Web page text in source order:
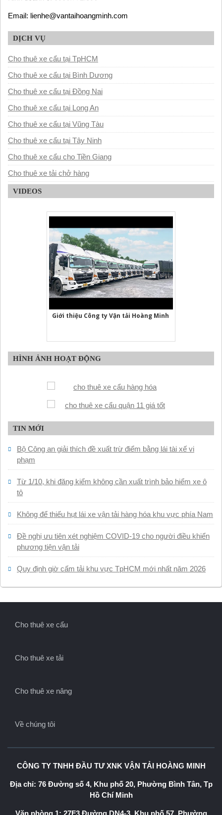
Email: lienhe@vantaihoangminh.com
DỊCH VỤ
Cho thuê xe cẩu tại TpHCM
Cho thuê xe cẩu tại Bình Dương
Cho thuê xe cẩu tại Đồng Nai
Cho thuê xe cẩu tại Long An
Cho thuê xe cẩu tại Vũng Tàu
Cho thuê xe cẩu tại Tây Ninh
Cho thuê xe cẩu cho Tiền Giang
Cho thuê xe tải chở hàng
VIDEOS
Giới thiệu Công ty Vận tải Hoàng Minh
HÌNH ẢNH HOẠT ĐỘNG
TIN MỚI
Bộ Công an giải thích đề xuất trừ điểm bằng lái tài xế vi
phạm
Từ 1/10, khi đăng kiểm không cần xuất trình bảo hiểm xe ô
tô
Không để thiếu hụt lái xe vận tải hàng hóa khu vực phía Nam
Đề nghị ưu tiên xét nghiệm COVID-19 cho người điều khiển
phương tiện vận tải
Quy định giờ cấm tải khu vực TpHCM mới nhất năm 2026
Cho thuê xe cẩu
Cho thuê xe tải
Cho thuê xe nâng
Về chúng tôi
CÔNG TY TNHH ĐẦU TƯ XNK VẬN TẢI HOÀNG MINH
Địa chỉ: 76 Đường số 4, Khu phố 20, Phường Bình Tân, Tp
Hồ Chí Minh
Văn phòng 1: 27F3 Đường DN4-3, Khu phố 57, Phường